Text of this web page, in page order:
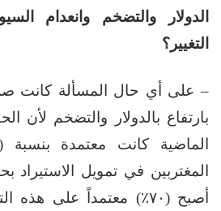
الدولار والتضخم وانعدام
التغيير؟
– على أي حال المسألة كانت
بارتفاع بالدولار والتضخم لأن
أصبح (٧٠٪؜) معتمداً على